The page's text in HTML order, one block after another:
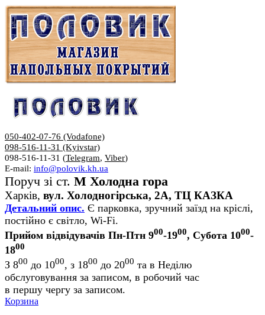
050-402-07-76 (Vodafone)
098-516-11-31 (Kyivstar)
098-516-11-31 (Telegram, Viber)
E-mail: info@polovik.kh.ua
Поруч зі ст. М Холодна гора
Харків, вул. Холодногірська, 2А, ТЦ КАЗКА
Детальний опис. Є парковка, зручний заїзд на кріслі,
постійно є світло, Wi-Fi.
Прийом відвідувачів Пн-Птн 900-1900, Субота 1000-
1800
З 800 до 1000, з 1800 до 2000 та в Неділю
обслуговування за записом, в робочий час
в першу чергу за записом.
Корзина